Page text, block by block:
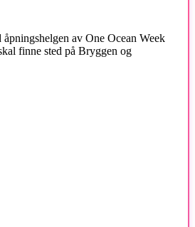
av One Ocean Week
finne sted på Bryggen og